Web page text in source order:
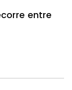
entre